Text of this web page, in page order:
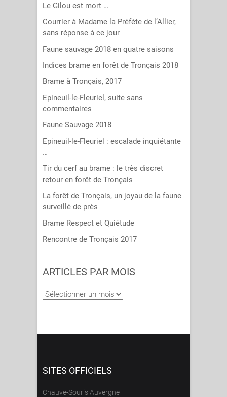
Le Gilou est mort …
Courrier à Madame la Préfète de l’Allier,
sans réponse à ce jour
Faune sauvage 2018 en quatre saisons
Indices brame en forêt de Tronçais 2018
Brame à Tronçais, 2017
Epineuil-le-Fleuriel, suite sans
commentaires
Faune Sauvage 2018
Epineuil-le-Fleuriel : escalade inquiétante
…
Tir du cerf au brame : le très discret
retour en forêt de Tronçais
La forêt de Tronçais, un joyau de la faune
surveillé de près
Brame Respect et Quiétude
Rencontre de Tronçais 2017
ARTICLES PAR MOIS
Articles
SITES OFFICIELS
Chauve-Souris Auvergne